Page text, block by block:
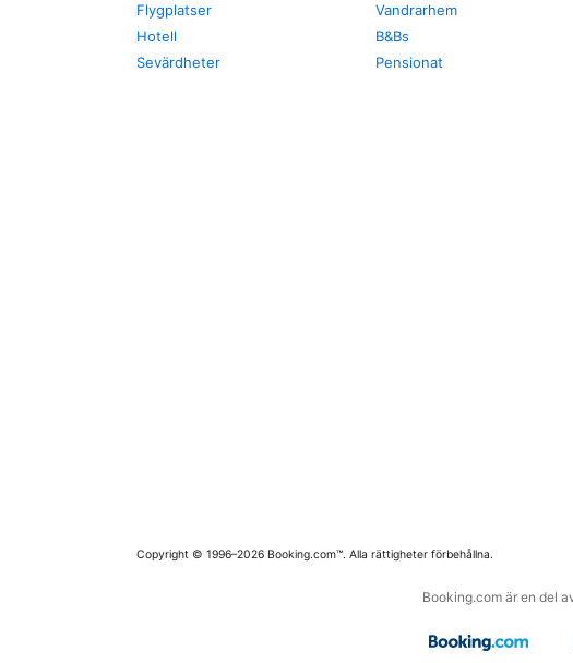
Flygplatser
Hotell
Sevärdheter
Vandrarhem
B&Bs
Pensionat
Copyright © 1996–2026 Booking.com™. Alla rättigheter förbehållna.
Booking.com är en del